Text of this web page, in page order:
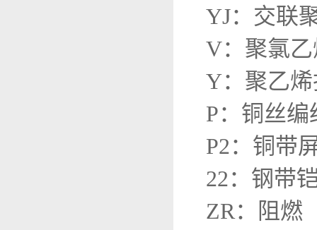
YJ：交联
V：聚氯
Y：聚乙
P：铜丝编
P2：铜带
22：钢带
ZR：阻燃